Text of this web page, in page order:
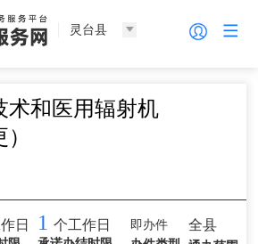
灵台县
术和医用辐射机
日 1 个工作日
即办件
全县